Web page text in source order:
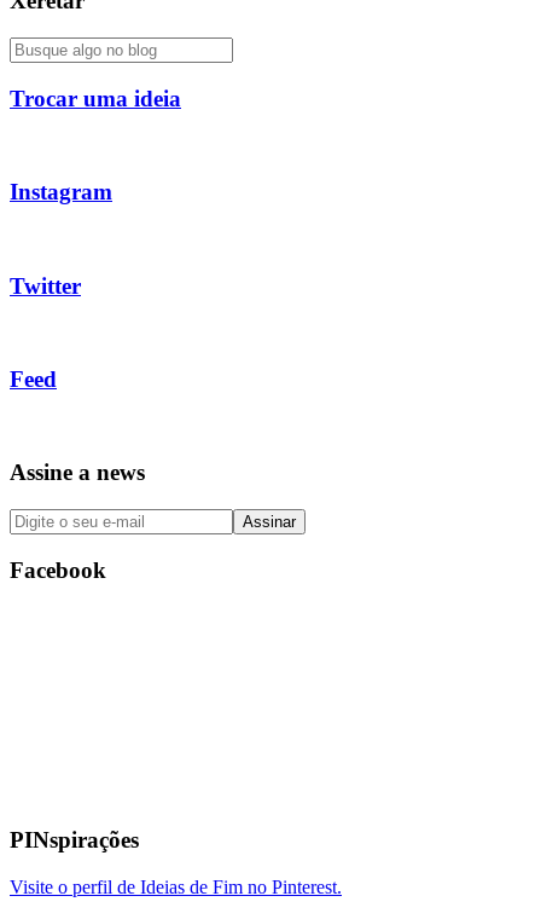
Trocar uma ideia
Instagram
Twitter
Feed
Assine a news
Facebook
PINspirações
Visite o perfil de Ideias de Fim no Pinterest.